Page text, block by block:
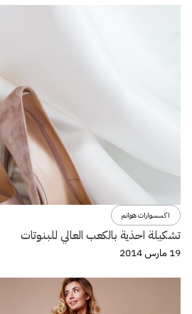
اكسسوارات هوانم
تشكيلة احذية بالكعب العالي للبنوتات
19 مارس 2014